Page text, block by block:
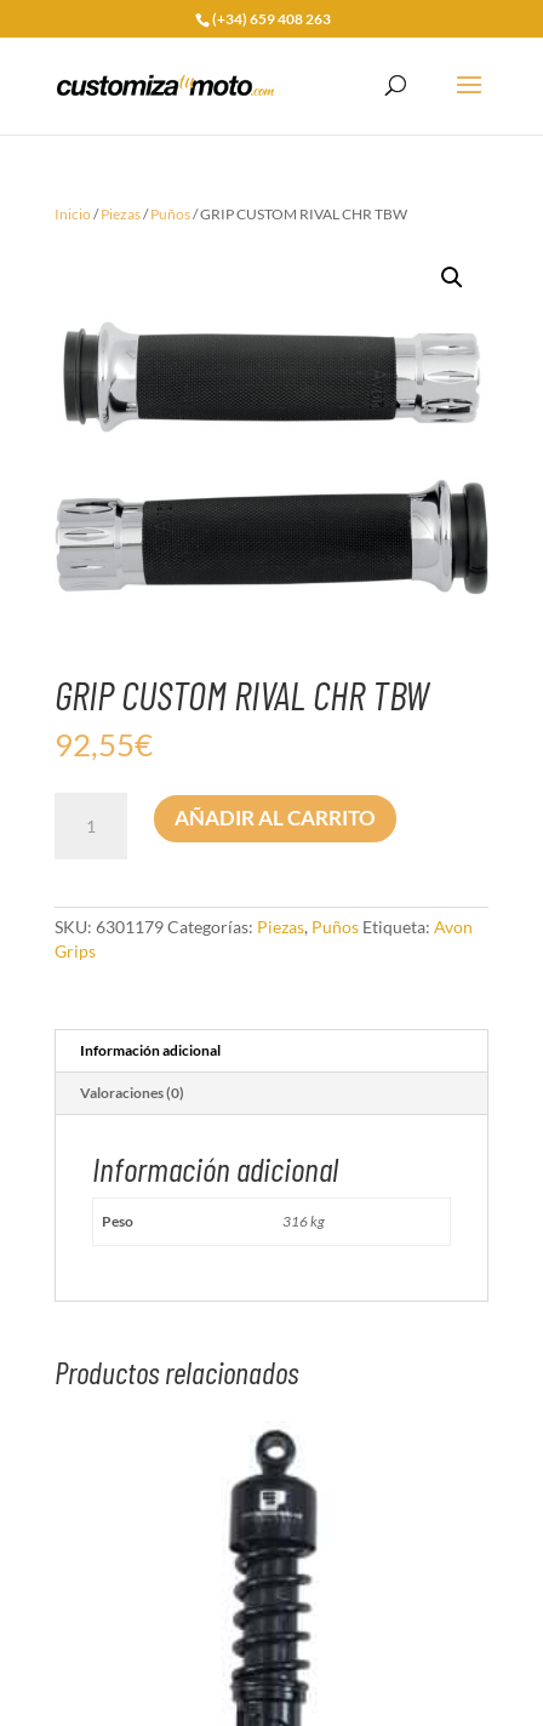
(+34) 659 408 263
Inicio/Piezas/Puños/ GRIP CUSTOM RIVAL CHR TBW
GRIP CUSTOM RIVAL CHR TBW
92,55€
CUSTOM
cantidad
AÑADIR AL CARRITO
SKU: 6301179Categorías: Piezas, Puños Etiqueta: Avon
Grips
Información adicional
Valoraciones (0)
Información adicional
Peso 316 kg
Productos relacionados